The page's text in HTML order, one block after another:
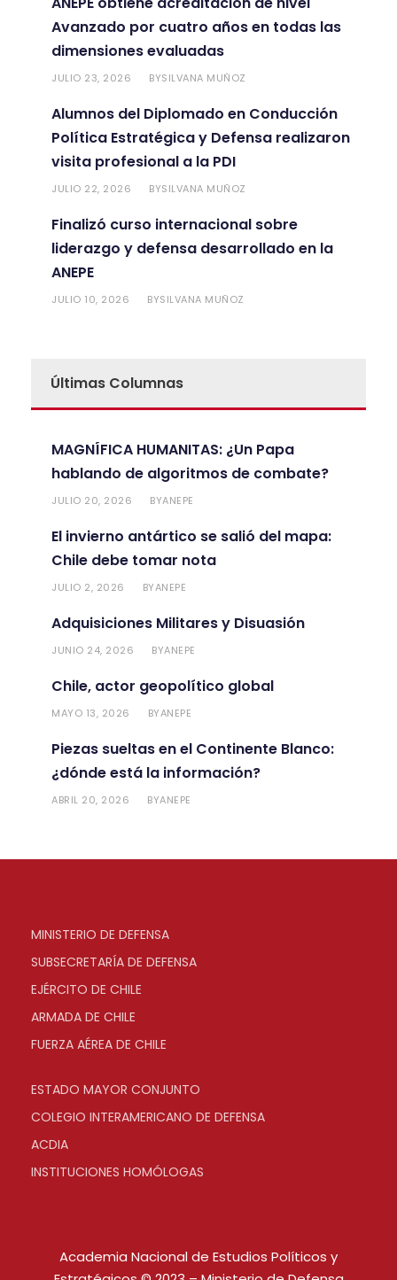
Avanzado por cuatro años en todas las
dimensiones evaluadas
JULIO 23, 2026 BYSILVANA MUÑOZ
Alumnos del Diplomado en Conducción
Política Estratégica y Defensa realizaron
visita profesional a la PDI
JULIO 22, 2026 BYSILVANA MUÑOZ
Finalizó curso internacional sobre
liderazgo y defensa desarrollado en la
ANEPE
JULIO 10, 2026 BYSILVANA MUÑOZ
Últimas Columnas
MAGNÍFICA HUMANITAS: ¿Un Papa
hablando de algoritmos de combate?
JULIO 20, 2026 BYANEPE
El invierno antártico se salió del mapa:
Chile debe tomar nota
JULIO 2, 2026 BYANEPE
Adquisiciones Militares y Disuasión
JUNIO 24, 2026 BYANEPE
Chile, actor geopolítico global
MAYO 13, 2026 BYANEPE
Piezas sueltas en el Continente Blanco:
¿dónde está la información?
ABRIL 20, 2026 BYANEPE
MINISTERIO DE DEFENSA
SUBSECRETARÍA DE DEFENSA
EJÉRCITO DE CHILE
ARMADA DE CHILE
FUERZA AÉREA DE CHILE
ESTADO MAYOR CONJUNTO
COLEGIO INTERAMERICANO DE DEFENSA
ACDIA
INSTITUCIONES HOMÓLOGAS
Academia Nacional de Estudios Políticos y